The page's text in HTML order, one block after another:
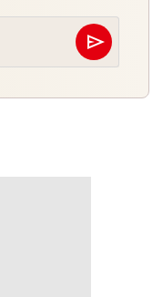
send
Abschicken